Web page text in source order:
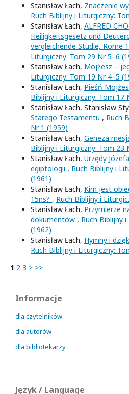
Stanisław Łach, Znaczenie
Ruch Biblijny i Liturgiczny:
Stanisław Łach, ALFRED
Heiligkeitsgesetz und
vergleichende Studie, Rome
Liturgiczny: Tom 29 Nr 5–6
Stanisław Łach, Mojżesz –
Liturgiczny: Tom 19 Nr 4–5
Stanisław Łach, Pieśń
Biblijny i Liturgiczny: Tom 17
Stanisław Łach, Stanisław
Starego Testamentu , Ruch
Nr 1 (1959)
Stanisław Łach, Geneza
Biblijny i Liturgiczny: Tom 23
Stanisław Łach, Urzędy
egiptologii , Ruch Biblijny i
(1961)
Stanisław Łach, Kim jest
15ns? , Ruch Biblijny i
Stanisław Łach, Przymierze
dokumentów , Ruch Biblijny
(1962)
Stanisław Łach, Hymny i
Ruch Biblijny i Liturgiczny:
1 2 3 > >>
Informacje
dla czytelników
dla autorów
dla bibliotekarzy
Język / Language